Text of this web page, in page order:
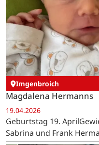
Imgenbroich
Magdalena Hermanns
19.04.2026
Geburtstag 19.
Sabrina und Frank